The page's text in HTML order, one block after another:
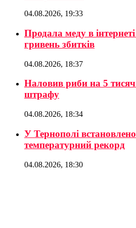
04.08.2026, 19:33
Продала меду в
гривень збитків
04.08.2026, 18:37
Наловив риби на 5 тисяч
штрафу
04.08.2026, 18:34
У Тернополі
температурний рекорд
04.08.2026, 18:30